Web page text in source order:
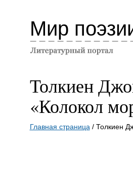
Мир
Толкиен
«Колокол
Главная страница / Толкиен